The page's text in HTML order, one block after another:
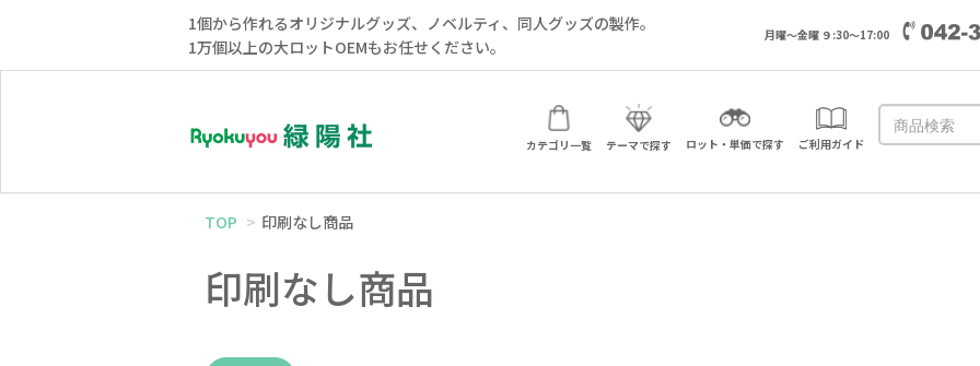
1個から作れるオリジナルグッズ、ノベルティ、同人グッズの製作。
1万個以上の大ロットOEMもお任せください。
月曜～金曜 ９:30～17:00
カテゴリ一覧 テーマで探す ロット・単価で探す ご利用ガイド
TOP 印刷なし商品
印刷なし商品